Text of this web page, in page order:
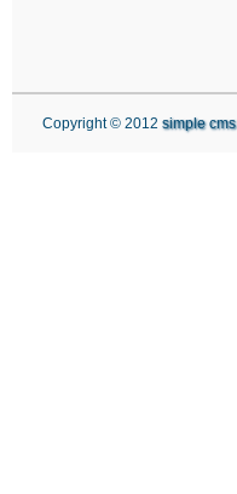
Copyright © 2012 simple cms